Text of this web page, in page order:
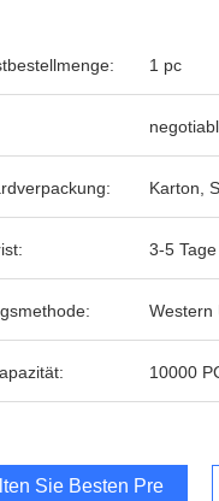
1 pc
Karton,
3-5 Tage
Western
10000
Sie Besten Preis